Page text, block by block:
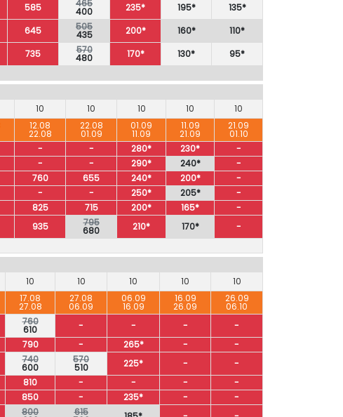
585 465
400 235* 195*
135*
645 505
435 200* 160*
110*
735 570
480 170* 130*
95*
10 10 10 10
10
12.08
22.08
22.08
01.09
01.09
11.09
11.09
21.09
21.09
01.10
- - 280* 230*
-
- - 290* 240*
-
760 655 240* 200*
-
- - 250* 205*
-
825 715 200* 165*
-
935 795
680 210* 170*
-
10 10 10 10
10
17.08
27.08
27.08
06.09
06.09
16.09
16.09
26.09
26.09
06.10
760
610 - - -
-
790 - 265* -
-
740
600
570
510 225* -
-
810 - - -
-
850 - 235* -
-
800 615